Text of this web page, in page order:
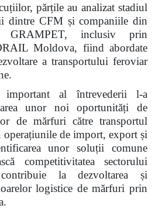
părțile au analizat stadiul
dintre CFM și companiile din
GRAMPET, inclusiv prin
Moldova, fiind abordate
a transportului feroviar
al întrevederii l-a
unor noi oportunități de
de mărfuri către transportul
operațiunile de import, export și
unor soluții comune
competitivitatea sectorului
la dezvoltarea și
logistice de mărfuri prin